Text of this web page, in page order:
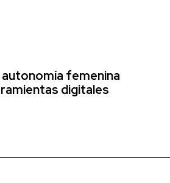
autonomía femenina
digitales